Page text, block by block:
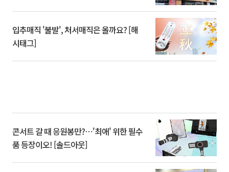
입추매직 '불발', 처서매직은 올까요? [해
시태그]
콘서트 갈 때 응원봉만?⋯'최애' 위한 필수
품 등장이오! [솔드아웃]